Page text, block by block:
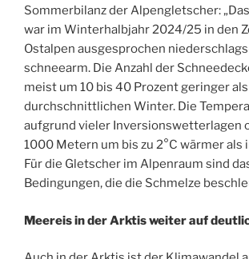
Sommerbilanz der Alpengletscher:
war im Winterhalbjahr 2024/25 in den
Ostalpen ausgesprochen
schneearm. Die Anzahl der
meist um 10 bis 40 Prozent geringer
durchschnittlichen Winter. Die
aufgrund vieler Inversionswetterlagen
1000 Metern um bis zu 2°C wärmer
Für die Gletscher im Alpenraum sind
Bedingungen, die die Schmelze
Meereis in der Arktis weiter auf